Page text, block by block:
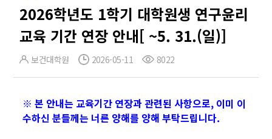
2026학년도 1학기 대학원생 연구윤리
교육 기간 연장 안내[ ~5. 31.(일)]
보건대학원 2026-05-11 8022
※ 본 안내는 교육기간 연장과 관련된 사항으로, 이미 이
수하신 분들께는 너른 양해를 양해 부탁드립니다.